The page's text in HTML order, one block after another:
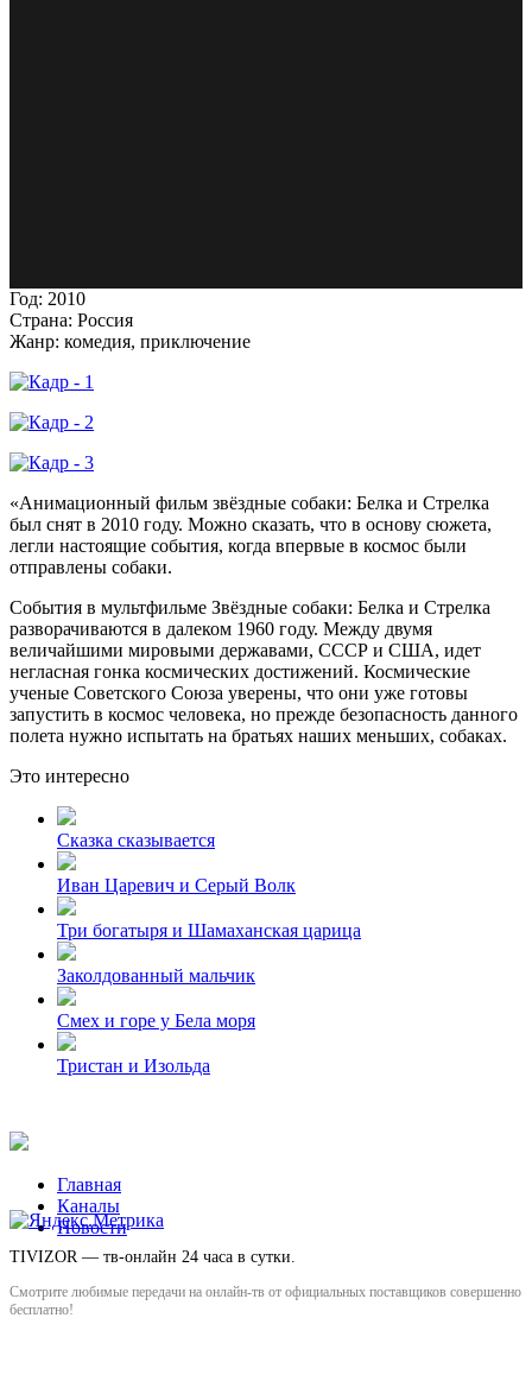
Год: 2010
Страна: Россия
Жанр: комедия, приключение
«Анимационный фильм звёздные собаки: Белка и Стрелка
был снят в 2010 году. Можно сказать, что в основу сюжета,
легли настоящие события, когда впервые в космос были
отправлены собаки.
События в мультфильме Звёздные собаки: Белка и Стрелка
разворачиваются в далеком 1960 году. Между двумя
величайшими мировыми державами, СССР и США, идет
негласная гонка космических достижений. Космические
ученые Советского Союза уверены, что они уже готовы
запустить в космос человека, но прежде безопасность данного
полета нужно испытать на братьях наших меньших, собаках.
Это интересно
Сказка сказывается
Иван Царевич и Серый Волк
Три богатыря и Шамаханская царица
Заколдованный мальчик
Смех и горе у Бела моря
Тристан и Изольда
Главная
Каналы
Новости
TIVIZOR — тв-онлайн 24 часа в сутки.
Смотрите любимые передачи на онлайн-тв от официальных поставщиков совершенно
бесплатно!